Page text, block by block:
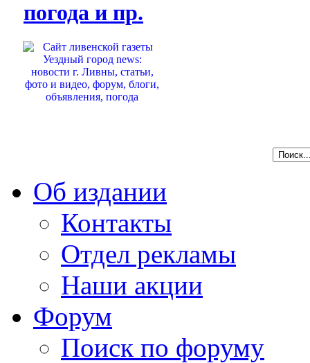
погода и пр.
Об издании
Контакты
Отдел рекламы
Наши акции
Форум
Поиск по форуму